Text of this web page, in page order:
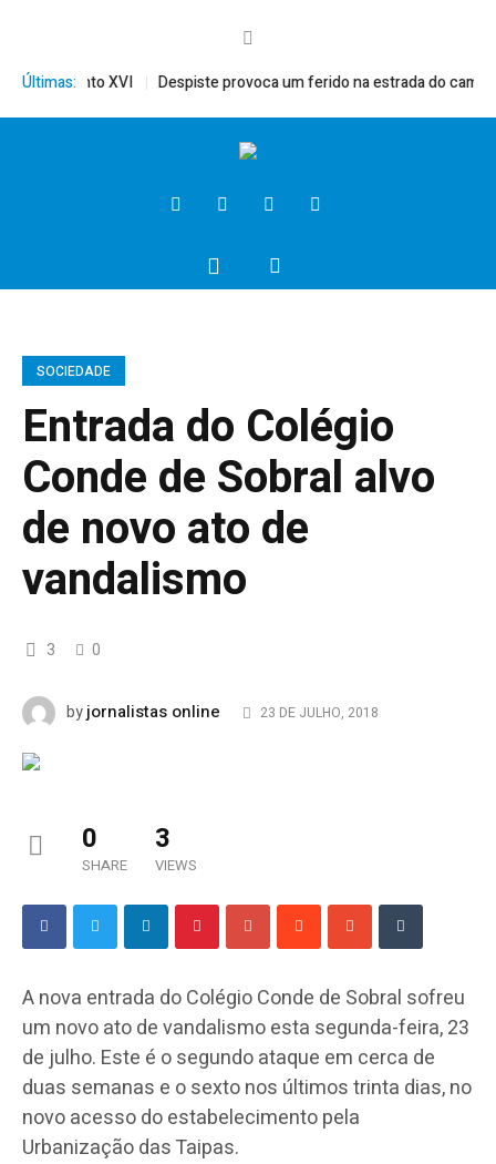
Últimas:
Bento XVI Despiste provoca um ferido na estrada do campo
SOCIEDADE
Entrada do Colégio
Conde de Sobral alvo
de novo ato de
vandalismo
3 0
byjornalistas online 23 DE JULHO, 2018
0
SHARE
3
VIEWS
A nova entrada do Colégio Conde de Sobral sofreu
um novo ato de vandalismo esta segunda-feira, 23
de julho. Este é o segundo ataque em cerca de
duas semanas e o sexto nos últimos trinta dias, no
novo acesso do estabelecimento pela
Urbanização das Taipas.